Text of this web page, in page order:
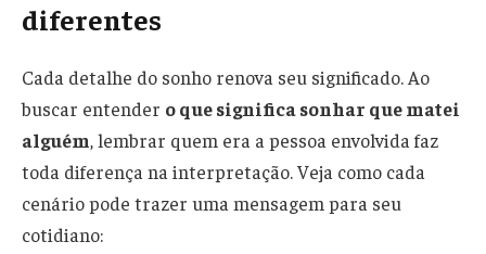
diferentes
Cada detalhe do sonho renova seu significado. Ao
buscar entender o que significa sonhar que matei
alguém, lembrar quem era a pessoa envolvida faz
toda diferença na interpretação. Veja como cada
cenário pode trazer uma mensagem para seu
cotidiano: